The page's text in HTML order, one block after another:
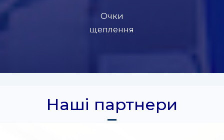
Очки
щеплення
Наші партнери